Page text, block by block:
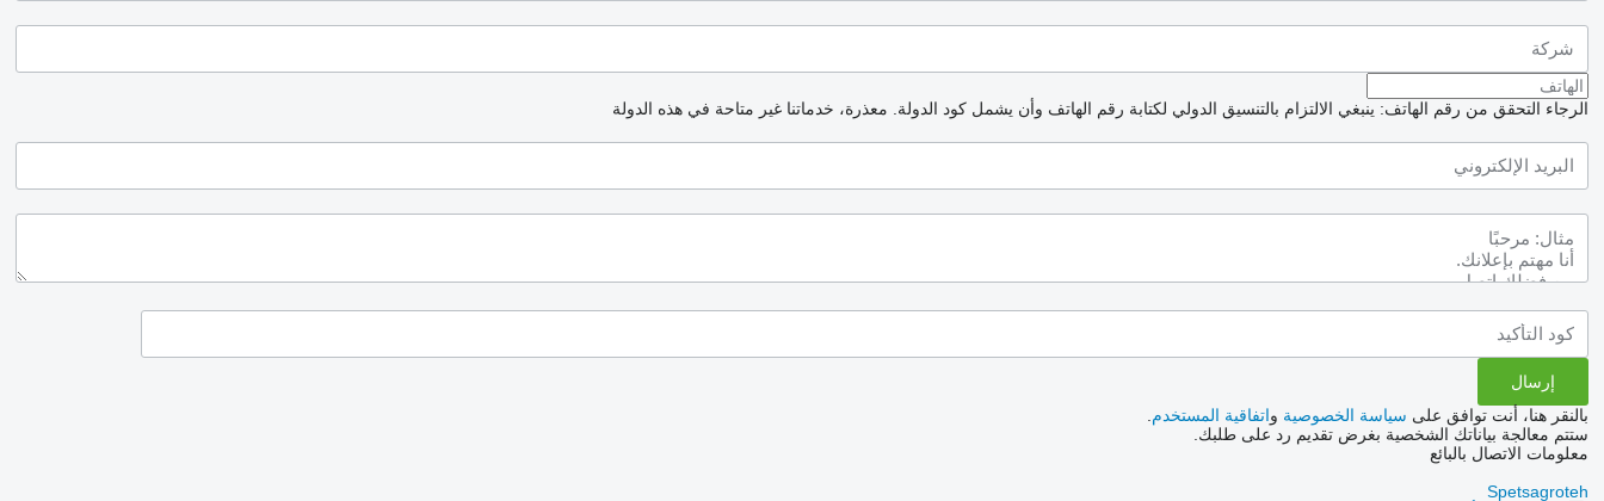
الرجاء التحقق من رقم الهاتف: ينبغي الالتزام بالتنسيق الدولي لكتابة رقم الهاتف وأن يشمل كود الدولة. معذرة، خدماتنا غير متاحة في هذه الدولة
بالنقر هنا، أنت توافق على سياسة الخصوصية واتفاقية المستخدم
ستتم معالجة بياناتك الشخصية بغرض تقديم رد على طلبك.
معلومات الاتصال بالبائع
Spetsagroteh